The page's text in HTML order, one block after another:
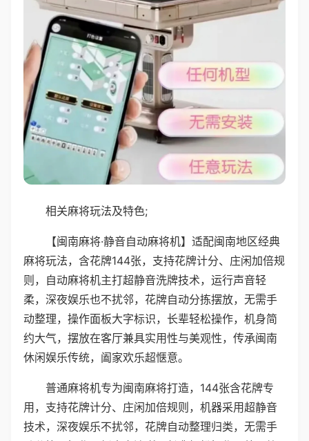
相关麻将玩法及特色;
【闽南麻将·静音自动麻将机】适配闽南地区经典
麻将玩法，含花牌144张，支持花牌计分、庄闲加倍规
则，自动麻将机主打超静音洗牌技术，运行声音轻
柔，深夜娱乐也不扰邻，花牌自动分拣摆放，无需手
动整理，操作面板大字标识，长辈轻松操作，机身简
约大气，摆放在客厅兼具实用性与美观性，传承闽南
休闲娱乐传统，阖家欢乐超惬意。
普通麻将机专为闽南麻将打造，144张含花牌专
用，支持花牌计分、庄闲加倍规则，机器采用超静音
技术，深夜娱乐不扰邻，花牌自动整理归类，无需手